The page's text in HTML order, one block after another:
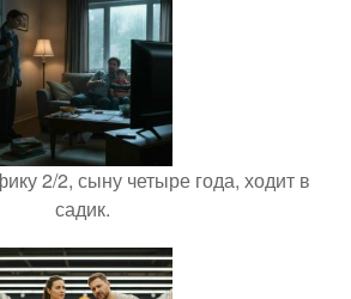
2/2, сыну четыре года, ходит в
садик.